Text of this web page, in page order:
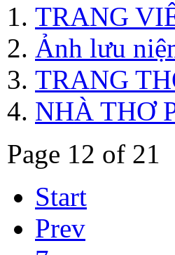
TRANG
Ảnh lưu
TRANG
NHÀ THƠ
Page 12 of 21
Start
Prev